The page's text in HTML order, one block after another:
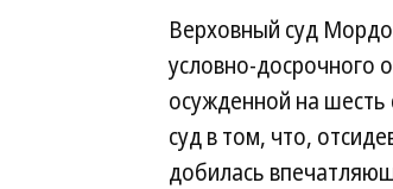
Верховный суд
условно-досрочного
осужденной на шесть
суд в том, что,
добилась